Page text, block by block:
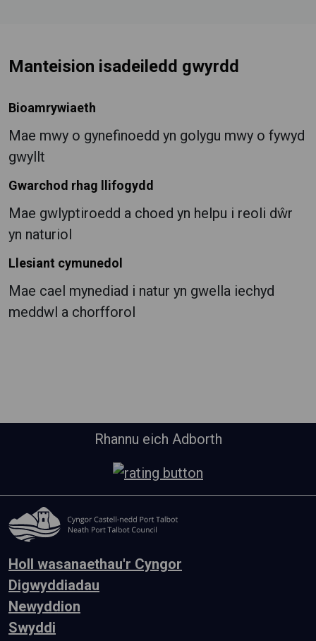
Manteision isadeiledd gwyrdd
Bioamrywiaeth
Mae mwy o gynefinoedd yn golygu mwy o fywyd
gwyllt
Gwarchod rhag llifogydd
Mae gwlyptiroedd a choed yn helpu i reoli dŵr
yn naturiol
Llesiant cymunedol
Mae cael mynediad i natur yn gwella iechyd
meddwl a chorfforol
Rhannu eich Adborth
Holl wasanaethau'r Cyngor
Digwyddiadau
Newyddion
Swyddi